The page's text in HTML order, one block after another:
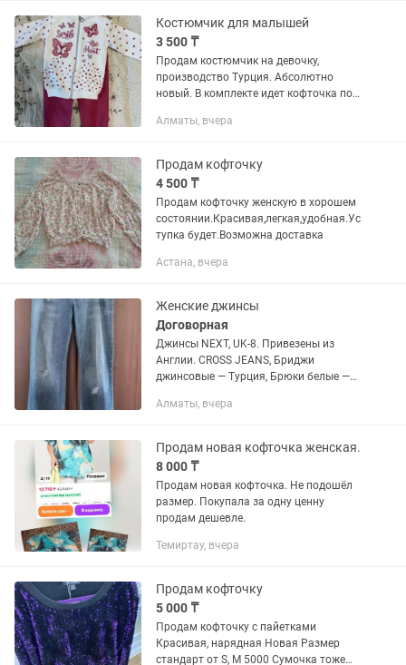
Костюмчик для малышей
3 500 ₸
Продам костюмчик на девочку,
производство Турция. Абсолютно
новый. В комплекте идет кофточка под
(внутри немножко утепленные) и
Алматы, вчера
Продам кофточку
4 500 ₸
Продам кофточку женскую в хорошем
состоянии.Красивая,легкая,удобная.Ус
тупка будет.Возможна доставка
Астана, вчера
Женские джинсы
Договорная
Джинсы NEXT, UK-8. Привезены из
Англии. CROSS JEANS, Бриджи
джинсовые — Турция, Брюки белые —
Хлопок-38. Бриджи цветные, в полоску
Алматы, вчера
Продам новая кофточка женская.
8 000 ₸
Продам новая кофточка. Не подошёл
размер. Покупала за одну ценну
продам дешевле.
Темиртау, вчера
Продам кофточку
5 000 ₸
Продам кофточку с пайетками
Красивая, нарядная Новая Размер
стандарт от S, М 5000 Сумочка тоже